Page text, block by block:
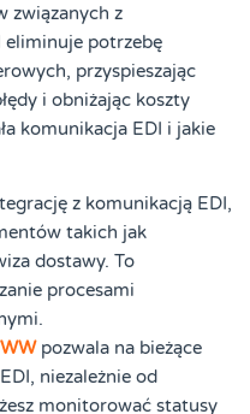
związanych z
eliminuje potrzebę
przyspieszając
i obniżając koszty
komunikacja EDI i jakie
z komunikacją EDI,
takich jak
dostawy. To
procesami
pozwala na bieżące
niezależnie od
monitorować statusy